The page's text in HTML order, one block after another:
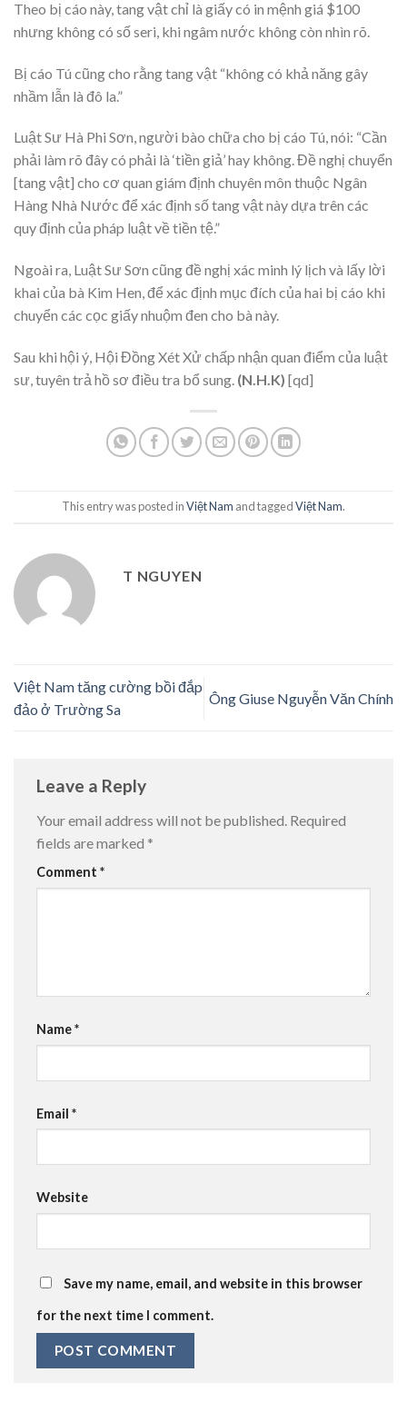
Theo bị cáo này, tang vật chỉ là giấy có in mệnh giá $100
nhưng không có số seri, khi ngâm nước không còn nhìn rõ.
Bị cáo Tú cũng cho rằng tang vật “không có khả năng gây
nhầm lẫn là đô la.”
Luật Sư Hà Phi Sơn, người bào chữa cho bị cáo Tú, nói: “Cần
phải làm rõ đây có phải là ‘tiền giả’ hay không. Đề nghị chuyển
[tang vật] cho cơ quan giám định chuyên môn thuộc Ngân
Hàng Nhà Nước để xác định số tang vật này dựa trên các
quy định của pháp luật về tiền tệ.”
Ngoài ra, Luật Sư Sơn cũng đề nghị xác minh lý lịch và lấy lời
khai của bà Kim Hen, để xác định mục đích của hai bị cáo khi
chuyển các cọc giấy nhuộm đen cho bà này.
Sau khi hội ý, Hội Đồng Xét Xử chấp nhận quan điểm của luật
sư, tuyên trả hồ sơ điều tra bổ sung. (N.H.K) [qd]
This entry was posted inViệt Nam and taggedViệt Nam.
T NGUYEN
Việt Nam tăng cường bồi đắp
đảo ở Trường Sa
Ông Giuse Nguyễn Văn Chính
Leave a Reply
Your email address will not be published. Required
fields are marked *
Comment *
Name*
Email *
Website
Save my name, email, and website in this browser
for the next time I comment.